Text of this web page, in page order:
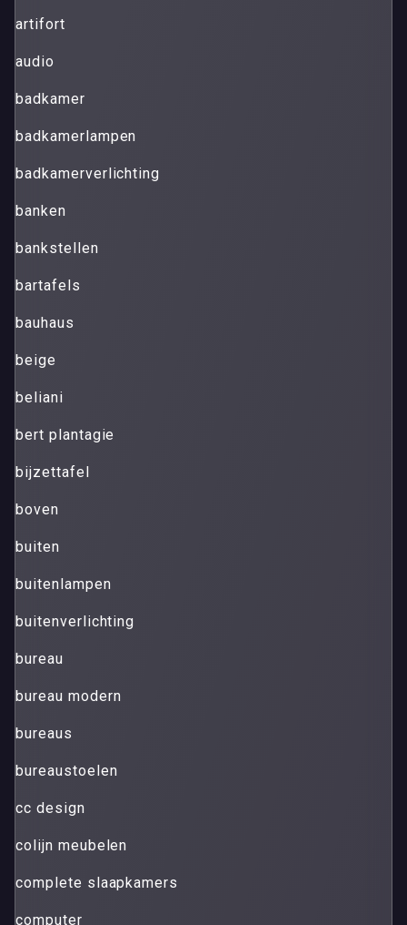
artifort
audio
badkamer
badkamerlampen
badkamerverlichting
banken
bankstellen
bartafels
bauhaus
beige
beliani
bert plantagie
bijzettafel
boven
buiten
buitenlampen
buitenverlichting
bureau
bureau modern
bureaus
bureaustoelen
cc design
colijn meubelen
complete slaapkamers
computer